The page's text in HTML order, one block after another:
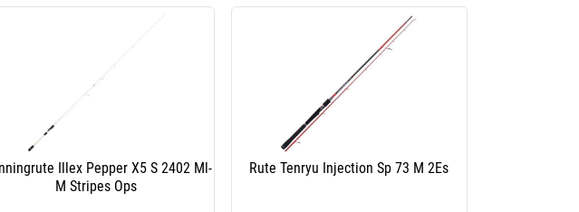
Illex Pepper X5 S 2402 Ml-
M Stripes Ops
Rute Tenryu Injection Sp 73 M 2Es